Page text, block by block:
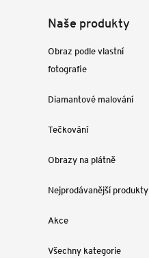
Naše produkty
Obraz podle vlastní
fotografie
Diamantové malování
Tečkování
Obrazy na plátně
Nejprodávanější produkty
Akce
Všechny kategorie